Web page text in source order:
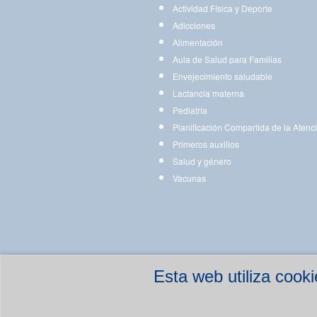
Esta web utiliza
Actividad Física y Deporte
Adicciones
Alimentación
Aula de Salud para Familias
Envejecimiento saludable
Lactancia materna
Pediatría
Planificación Compartida de la
Primeros auxilios
Salud y género
Vacunas